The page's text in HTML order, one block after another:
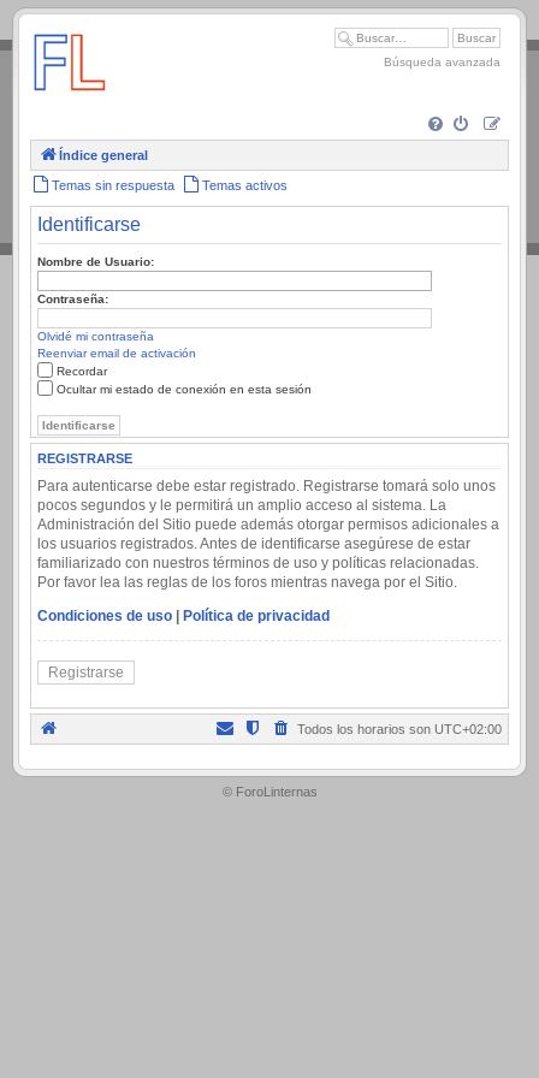
.
Búsqueda avanzada
Índice general
Temas sin respuesta Temas activos
Identificarse
Nombre de Usuario:
Contraseña:
Olvidé mi contraseña
Reenviar email de activación
Recordar
Ocultar mi estado de conexión en esta sesión
REGISTRARSE
Para autenticarse debe estar registrado. Registrarse tomará solo unos
pocos segundos y le permitirá un amplio acceso al sistema. La
Administración del Sitio puede además otorgar permisos adicionales a
los usuarios registrados. Antes de identificarse asegúrese de estar
familiarizado con nuestros términos de uso y políticas relacionadas.
Por favor lea las reglas de los foros mientras navega por el Sitio.
Condiciones de uso | Política de privacidad
Registrarse
Todos los horarios son UTC+02:00
.
© ForoLinternas